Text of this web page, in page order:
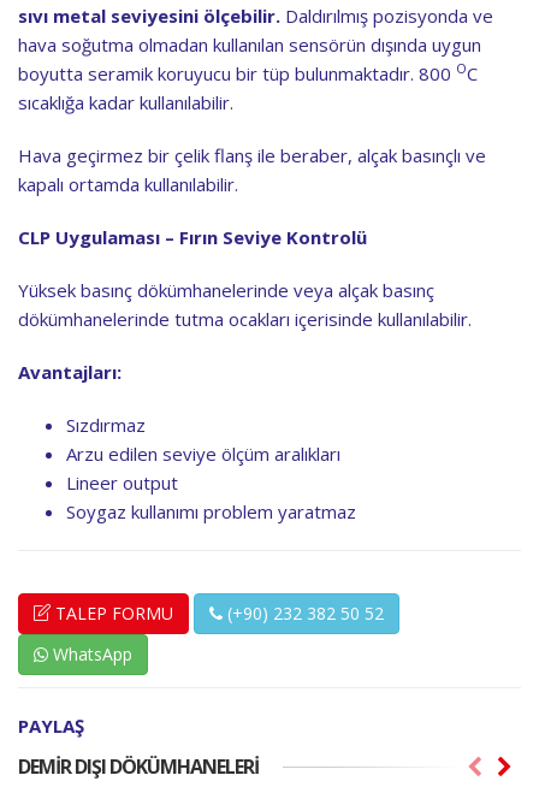
sıvı metal seviyesini ölçebilir. Daldırılmış pozisyonda ve
hava soğutma olmadan kullanılan sensörün dışında uygun
boyutta seramik koruyucu bir tüp bulunmaktadır. 800 OC
sıcaklığa kadar kullanılabilir.
Hava geçirmez bir çelik flanş ile beraber, alçak basınçlı ve
kapalı ortamda kullanılabilir.
CLP Uygulaması – Fırın Seviye Kontrolü
Yüksek basınç dökümhanelerinde veya alçak basınç
dökümhanelerinde tutma ocakları içerisinde kullanılabilir.
Avantajları:
Sızdırmaz
Arzu edilen seviye ölçüm aralıkları
Lineer output
Soygaz kullanımı problem yaratmaz
TALEP FORMU
(+90) 232 382 50 52
WhatsApp
PAYLAŞ
DEMIR DIŞI DÖKÜMHANELERI